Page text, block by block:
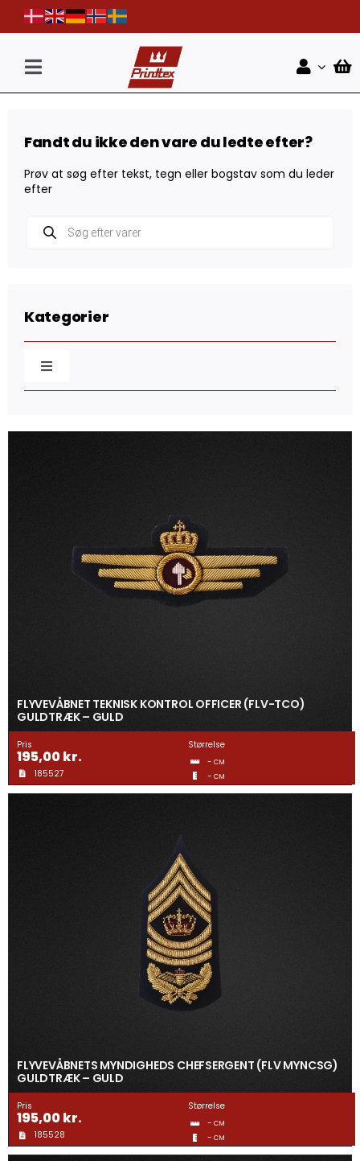
content
Toggle
Shop
Nyheder
Kontakt
Kategorier
Toggle
Navigation
Distinktioner / Epaulettes
Gravering
Guldtræk
FLYVEVÅBNET TEKNISK KONTROL OFFICER (FLV-TCO)
GULDTRÆK – GULD
Pris
195,00kr.
185527
Størrelse
- CM
- CM
FLYVEVÅBNETS MYNDIGHEDS CHEFSERGENT (FLV MYNCSG)
GULDTRÆK – GULD
Pris
195,00kr.
185528
Størrelse
- CM
- CM
Fandt du ikke den vare du ledte efter?
Prøv at søg efter tekst, tegn eller bogstav som du leder
efter
search